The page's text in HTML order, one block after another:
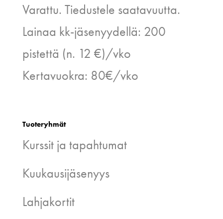
Varattu. Tiedustele saatavuutta.
Lainaa kk-jäsenyydellä: 200
pistettä (n. 12 €)/vko
Kertavuokra: 80€/vko
Tuoteryhmät
Kurssit ja tapahtumat
Kuukausijäsenyys
Lahjakortit